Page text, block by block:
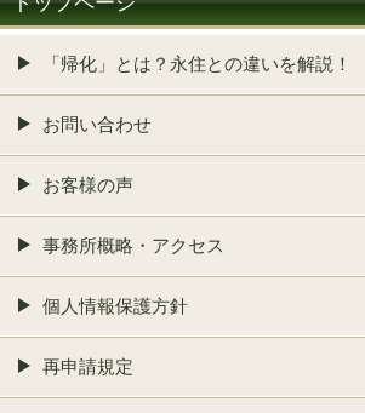
「帰化」とは？永住との違いを解説！
お問い合わせ
お客様の声
事務所概略・アクセス
個人情報保護方針
再申請規定